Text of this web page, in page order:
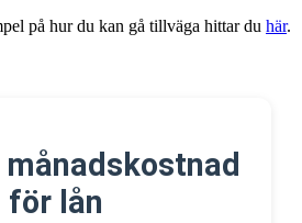
på hur du kan gå tillväga hittar du här.
månadskostnad
för lån